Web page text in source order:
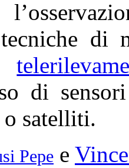
di
di
satelliti.
Pepe e